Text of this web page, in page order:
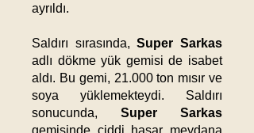
ayrıldı.
Saldırı sırasında,Super Sarkas
adlı dökme yük gemisi de isabet
aldı. Bu gemi, 21.000 ton mısır ve
soya yüklemekteydi. Saldırı
sonucunda, Super Sarkas
gemisinde ciddi hasar meydana